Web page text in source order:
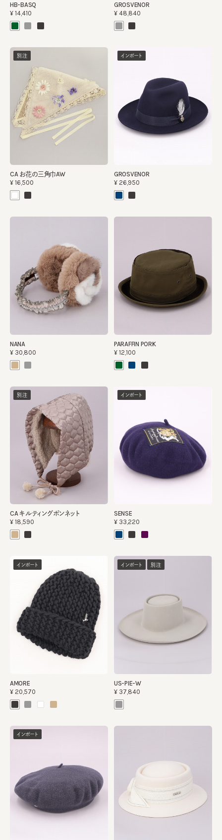
HB-BASQ
¥14,410
GROSVENOR
¥48,840
別注
CA お花の三角巾AW
¥16,500
インポート
GROSVENOR
¥26,950
NANA
¥30,800
PARAFFIN PORK
¥12,100
別注
CA キルティングボンネット
¥18,590
インポート
SENSE
¥33,220
インポート
AMORE
¥20,570
インポート 別注
US-PIE-W
¥37,840
インポート